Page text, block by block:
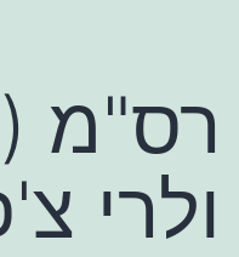
רס"מ
ולרי